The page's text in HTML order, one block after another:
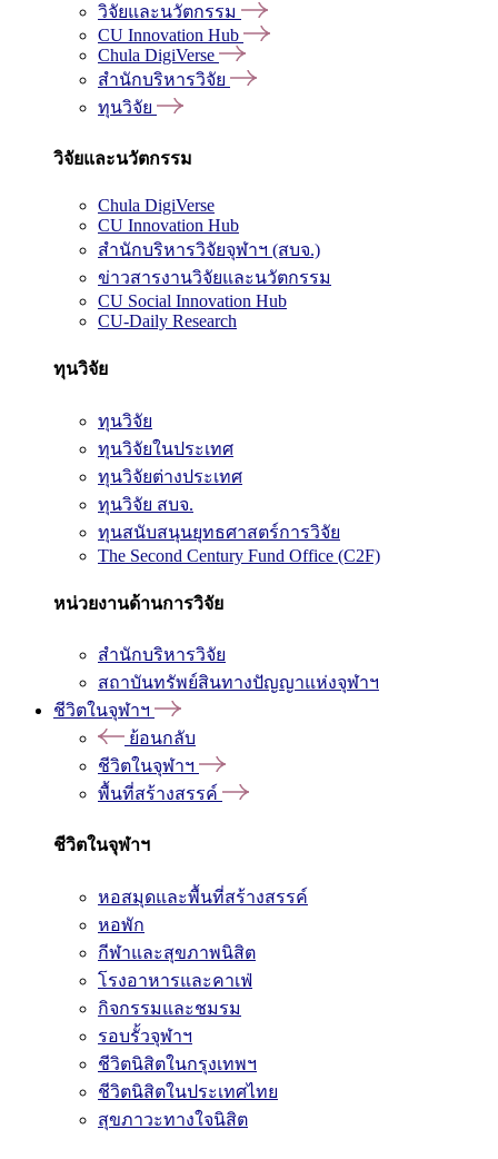
วิจัยและนวัตกรรม
CU Innovation Hub
Chula DigiVerse
สำนักบริหารวิจัย
ทุนวิจัย
วิจัยและนวัตกรรม
Chula DigiVerse
CU Innovation Hub
สำนักบริหารวิจัยจุฬาฯ (สบจ.)
ข่าวสารงานวิจัยและนวัตกรรม
CU Social Innovation Hub
CU-Daily Research
ทุนวิจัย
ทุนวิจัย
ทุนวิจัยในประเทศ
ทุนวิจัยต่างประเทศ
ทุนวิจัย สบจ.
ทุนสนับสนุนยุทธศาสตร์การวิจัย
The Second Century Fund Office (C2F)
หน่วยงานด้านการวิจัย
สำนักบริหารวิจัย
สถาบันทรัพย์สินทางปัญญาแห่งจุฬาฯ
ชีวิตในจุฬาฯ
ย้อนกลับ
ชีวิตในจุฬาฯ
พื้นที่สร้างสรรค์
ชีวิตในจุฬาฯ
หอสมุดและพื้นที่สร้างสรรค์
หอพัก
กีฬาและสุขภาพนิสิต
โรงอาหารและคาเฟ่
กิจกรรมและชมรม
รอบรั้วจุฬาฯ
ชีวิตนิสิตในกรุงเทพฯ
ชีวิตนิสิตในประเทศไทย
สุขภาวะทางใจนิสิต